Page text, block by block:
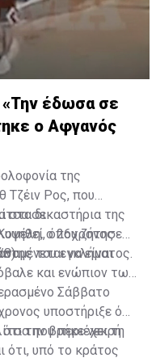
έδωσα σε
ο Αφγανός
της
Τζέιν Ρος, που
σε
ο 26χρονος
του εγκλήματος.
στα δικαστήρια της
όπου ζήτησε
8).
να είναι
και ενώπιον των
Σάββατο
υποστήριξε ότι
την βρήκε νεκρή
ότι, υπό το κράτος
που περιέχει τη